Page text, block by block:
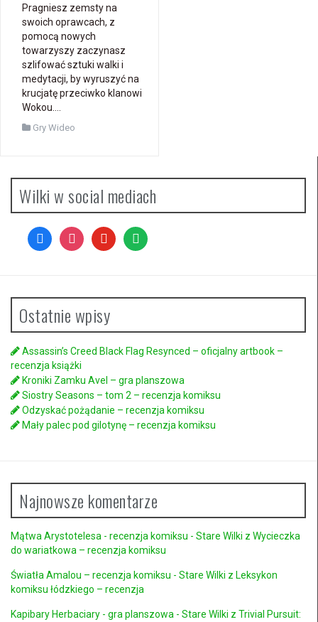
Pragniesz zemsty na
swoich oprawcach, z
pomocą nowych
towarzyszy zaczynasz
szlifować sztuki walki i
medytacji, by wyruszyć na
krucjatę przeciwko klanowi
Wokou….
Gry Wideo
Wilki w social mediach
facebookinstagramyoutubespotify
Ostatnie wpisy
Assassin’s Creed Black Flag Resynced – oficjalny artbook –
recenzja książki
Kroniki Zamku Avel – gra planszowa
Siostry Seasons – tom 2 – recenzja komiksu
Odzyskać pożądanie – recenzja komiksu
Mały palec pod gilotynę – recenzja komiksu
Najnowsze komentarze
Mątwa Arystotelesa - recenzja komiksu - Stare Wilki z Wycieczka
do wariatkowa – recenzja komiksu
Światła Amalou – recenzja komiksu - Stare Wilki z Leksykon
komiksu łódzkiego – recenzja
Kapibary Herbaciary - gra planszowa - Stare Wilki z Trivial Pursuit: